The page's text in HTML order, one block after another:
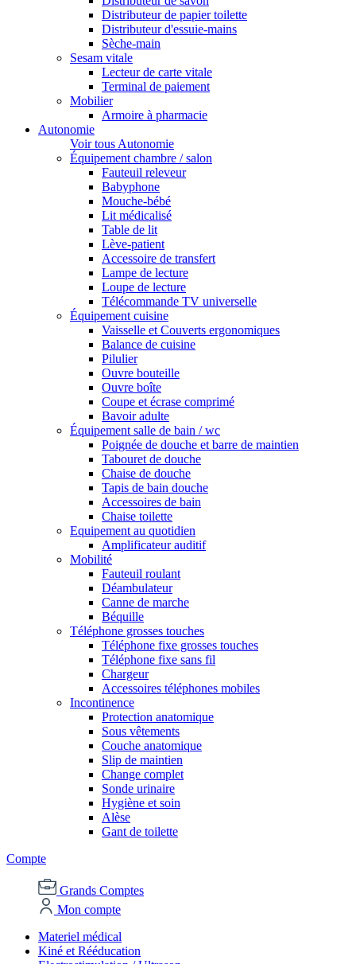
Distributeur de papier toilette
Distributeur d'essuie-mains
Sèche-main
Sesam vitale
Lecteur de carte vitale
Terminal de paiement
Mobilier
Armoire à pharmacie
Autonomie
Voir tous Autonomie
Équipement chambre / salon
Fauteuil releveur
Babyphone
Mouche-bébé
Lit médicalisé
Table de lit
Lève-patient
Accessoire de transfert
Lampe de lecture
Loupe de lecture
Télécommande TV universelle
Équipement cuisine
Vaisselle et Couverts ergonomiques
Balance de cuisine
Pilulier
Ouvre bouteille
Ouvre boîte
Coupe et écrase comprimé
Bavoir adulte
Équipement salle de bain / wc
Poignée de douche et barre de maintien
Tabouret de douche
Chaise de douche
Tapis de bain douche
Accessoires de bain
Chaise toilette
Equipement au quotidien
Amplificateur auditif
Mobilité
Fauteuil roulant
Déambulateur
Canne de marche
Béquille
Téléphone grosses touches
Téléphone fixe grosses touches
Téléphone fixe sans fil
Chargeur
Accessoires téléphones mobiles
Incontinence
Protection anatomique
Sous vêtements
Couche anatomique
Slip de maintien
Change complet
Sonde urinaire
Hygiène et soin
Alèse
Gant de toilette
Compte
Grands Comptes
Mon compte
Materiel médical
Kiné et Rééducation